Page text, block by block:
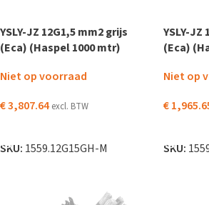
YSLY-JZ 12G1,5 mm2 grijs
(Eca) (Haspel 1000 mtr)
Niet op voorraad
€3,807.64 excl. BTW
SKU: 1559.12G15GH-M
YSLY-JZ
(Eca)
Niet op
€
SKU: